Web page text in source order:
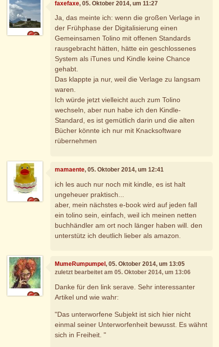
faxefaxe, 05. Oktober 2014, um 11:27
Ja, das meinte ich: wenn die großen Verlage in
der Frühphase der Digitalisierung einen
Gemeinsamen Tolino mit offenen Standards
rausgebracht hätten, hätte ein geschlossenes
System als iTunes und Kindle keine Chance
gehabt.
Das klappte ja nur, weil die Verlage zu langsam
waren.
Ich würde jetzt vielleicht auch zum Tolino
wechseln, aber nun habe ich den Kindle-
Standard, es ist gemütlich darin und die alten
Bücher könnte ich nur mit Knacksoftware
rübernehmen
mamaente, 05. Oktober 2014, um 12:41
ich les auch nur noch mit kindle, es ist halt
ungeheuer praktisch...
aber, mein nächstes e-book wird auf jeden fall
ein tolino sein, einfach, weil ich meinen netten
buchhändler am ort noch länger haben will. den
unterstütz ich deutlich lieber als amazon.
MumeRumpumpel, 05. Oktober 2014, um 13:05
zuletzt bearbeitet am 05. Oktober 2014, um 13:06
Danke für den link serave. Sehr interessanter
Artikel und wie wahr:
"Das unterworfene Subjekt ist sich hier nicht
einmal seiner Unterworfenheit bewusst. Es wähnt
sich in Freiheit. "